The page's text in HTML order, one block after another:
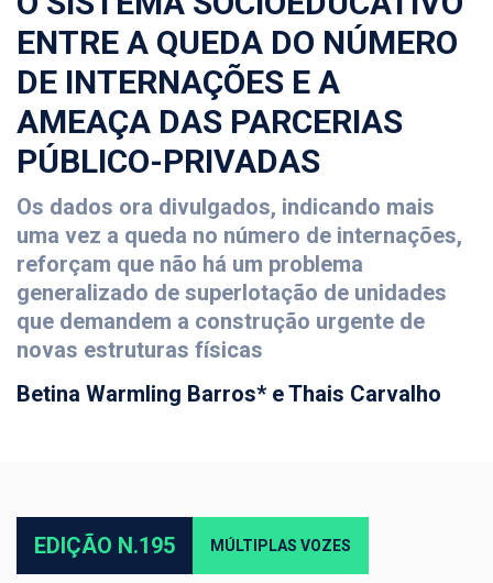
ENTRE A QUEDA DO NÚMERO
DE INTERNAÇÕES E A
AMEAÇA DAS PARCERIAS
PÚBLICO-PRIVADAS
Os dados ora divulgados, indicando mais
uma vez a queda no número de internações,
reforçam que não há um problema
generalizado de superlotação de unidades
que demandem a construção urgente de
novas estruturas físicas
Betina Warmling Barros* e Thais Carvalho
EDIÇÃO N.195 MÚLTIPLAS VOZES